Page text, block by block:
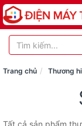
Trang chủ Thương
Tất cả sản phẩm